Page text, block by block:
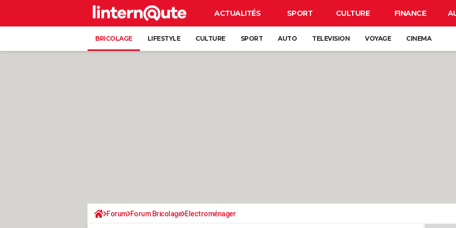
ACTUALITÉS SPORT CULTURE FINANCE
BRICOLAGE LIFESTYLE CULTURE SPORT AUTO TELEVISION VOYAGE CINEMA
Forum Forum Bricolage Electroménager